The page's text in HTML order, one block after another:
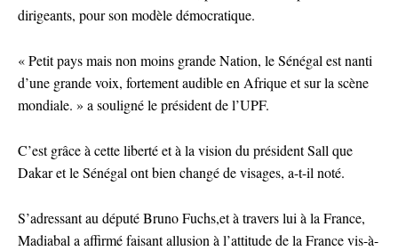
dirigeants, pour son modèle démocratique.
« Petit pays mais non moins grande Nation, le Sénégal est nanti
d’une grande voix, fortement audible en Afrique et sur la scène
mondiale. » a souligné le président de l’UPF.
C’est grâce à cette liberté et à la vision du président Sall que
Dakar et le Sénégal ont bien changé de visages, a-t-il noté.
S’adressant au député Bruno Fuchs,et à travers lui à la France,
Madiabal a affirmé faisant allusion à l’attitude de la France vis-à-